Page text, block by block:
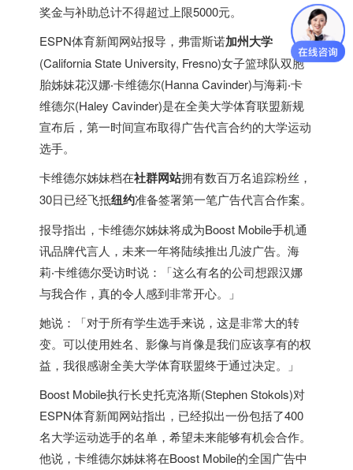
奖金与补助总计不得超过上限5000元。
ESPN体育新闻网站报导，弗雷斯诺加州大学
(California State University, Fresno)女子篮球队双胞
胎姊妹花汉娜‧卡维德尔(Hanna Cavinder)与海莉‧卡
维德尔(Haley Cavinder)是在全美大学体育联盟新规
宣布后，第一时间宣布取得广告代言合约的大学运动
选手。
卡维德尔姊妹档在社群网站拥有数百万名追踪粉丝，
30日已经飞抵纽约准备签署第一笔广告代言合作案。
报导指出，卡维德尔姊妹将成为Boost Mobile手机通
讯品牌代言人，未来一年将陆续推出几波广告。海
莉‧卡维德尔受访时说：「这么有名的公司想跟汉娜
与我合作，真的令人感到非常开心。」
她说：「对于所有学生选手来说，这是非常大的转
变。可以使用姓名、影像与肖像是我们应该享有的权
益，我很感谢全美大学体育联盟终于通过决定。」
Boost Mobile执行长史托克洛斯(Stephen Stokols)对
ESPN体育新闻网站指出，已经拟出一份包括了400
名大学运动选手的名单，希望未来能够有机会合作。
他说，卡维德尔姊妹将在Boost Mobile的全国广告中